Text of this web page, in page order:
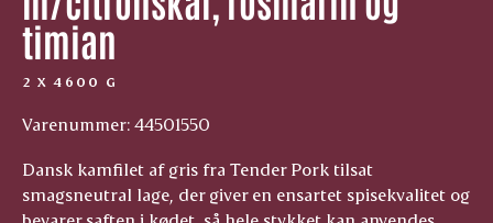
timian
2 X 4600 G
Varenummer: 44501550
Dansk kamfilet af gris fra Tender Pork tilsat
smagsneutral lage, der giver en ensartet spisekvalitet og